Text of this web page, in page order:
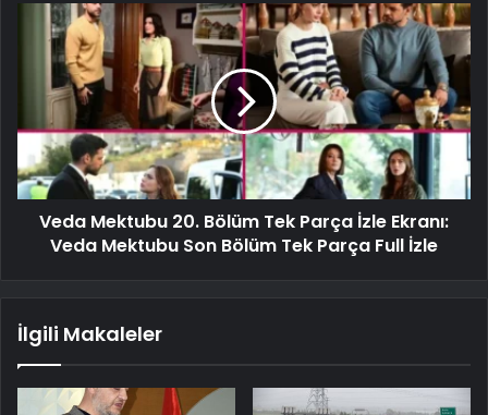
Veda Mektubu 20. Bölüm Tek Parça İzle Ekranı:
Veda Mektubu Son Bölüm Tek Parça Full İzle
İlgili Makaleler